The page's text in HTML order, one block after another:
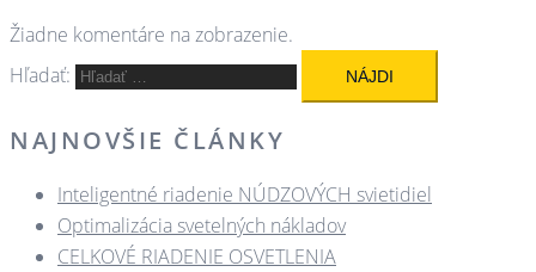
Žiadne komentáre na zobrazenie.
Hľadať:
NAJNOVŠIE ČLÁNKY
Inteligentné riadenie NÚDZOVÝCH svietidiel
Optimalizácia svetelných nákladov
CELKOVÉ RIADENIE OSVETLENIA